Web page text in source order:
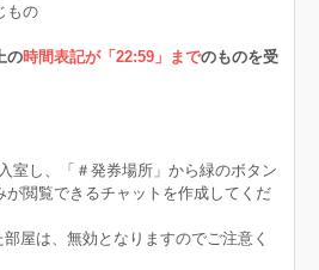
もの
の時間表記が「22:59」までのものを受
室し、「＃発券場所」から緑のボタン
が閲覧できるチャットを作成してくだ
屋は、無効となりますのでご注意く